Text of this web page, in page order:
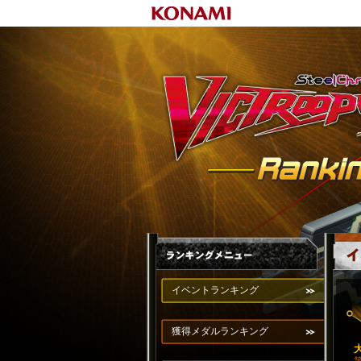
イベントランキング
獲得メダルランキング